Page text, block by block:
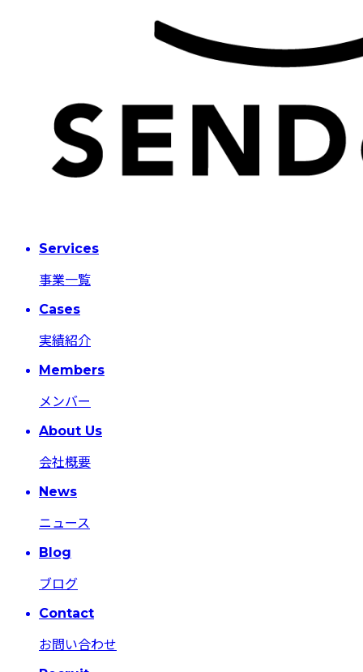
Services
事業一覧
Cases
実績紹介
Members
メンバー
About Us
会社概要
News
ニュース
Blog
ブログ
Contact
お問い合わせ